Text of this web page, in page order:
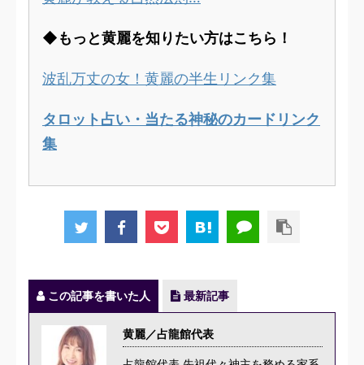
◆もっと黄麗を知りたい方はこちら！
波乱万丈の女！黄麗の半生リンク集
タロット占い・当たる神秘のカードリンク
集
この記事を書いた人 最新記事
黄麗／占龍館代表